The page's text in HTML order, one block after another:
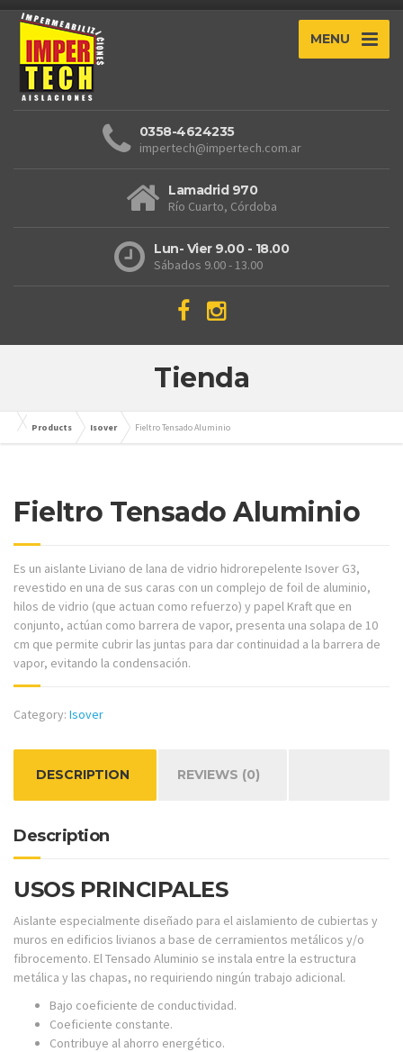
MENU
0358-4624235
impertech@impertech.com.ar
Lamadrid 970
Río Cuarto, Córdoba
Lun- Vier 9.00 - 18.00
Sábados 9.00 - 13.00
Tienda
Products Isover Fieltro Tensado Aluminio
Fieltro Tensado Aluminio
Es un aislante Liviano de lana de vidrio hidrorepelente Isover G3,
revestido en una de sus caras con un complejo de foil de aluminio,
hilos de vidrio (que actuan como refuerzo) y papel Kraft que en
conjunto, actúan como barrera de vapor, presenta una solapa de 10
cm que permite cubrir las juntas para dar continuidad a la barrera de
vapor, evitando la condensación.
Category: Isover
DESCRIPTION REVIEWS (0)
Description
USOS PRINCIPALES
Aislante especialmente diseñado para el aislamiento de cubiertas y
muros en edificios livianos a base de cerramientos metálicos y/o
fibrocemento. El Tensado Aluminio se instala entre la estructura
metálica y las chapas, no requiriendo ningún trabajo adicional.
Bajo coeficiente de conductividad.
Coeficiente constante.
Contribuye al ahorro energético.